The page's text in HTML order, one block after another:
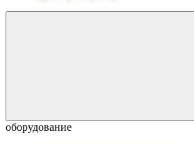
оборудование